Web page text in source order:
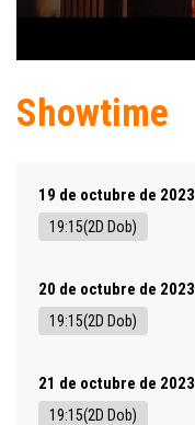
Showtime
19 de octubre de 2023
19:15(2D Dob)
20 de octubre de 2023
19:15(2D Dob)
21 de octubre de 2023
19:15(2D Dob)